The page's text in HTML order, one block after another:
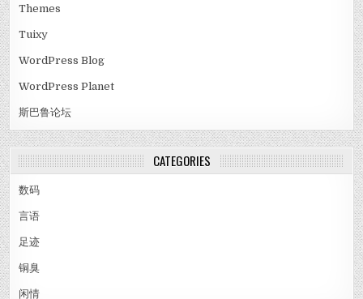
Themes
Tuixy
WordPress Blog
WordPress Planet
斯巴鲁论坛
CATEGORIES
数码
言语
足迹
铜臭
闲情